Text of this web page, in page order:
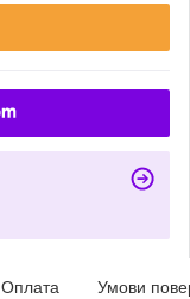
Оплата Умови